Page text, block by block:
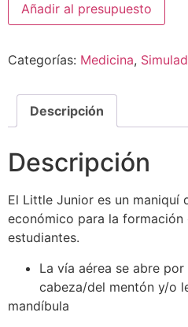
Añadir al presupuesto
Categorías: Medicina,
Descripción
Descripción
El Little Junior es un maniquí
económico para la formación
estudiantes.
La vía aérea se abre
cabeza/del mentón y/o
mandíbula